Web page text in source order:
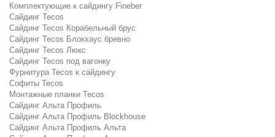
Комплектующие к сайдингу Fineber
Сайдинг Tecos
Сайдинг Tecos Корабельный брус
Сайдинг Tecos Блокхаус бревно
Сайдинг Tecos Люкс
Сайдинг Tecos под вагонку
Фурнитура Tecos к сайдингу
Софиты Tecos
Монтажные планки Tecos
Сайдинг Альта Профиль
Сайдинг Альта Профиль Blockhouse
Сайдинг Альта Профиль Альта